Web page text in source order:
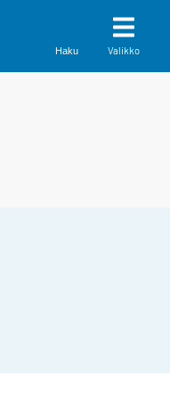
Haku Valikko